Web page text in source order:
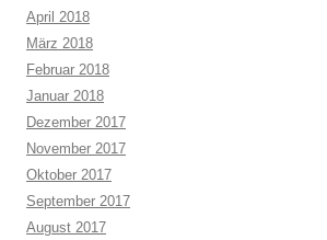
April 2018
März 2018
Februar 2018
Januar 2018
Dezember 2017
November 2017
Oktober 2017
September 2017
August 2017